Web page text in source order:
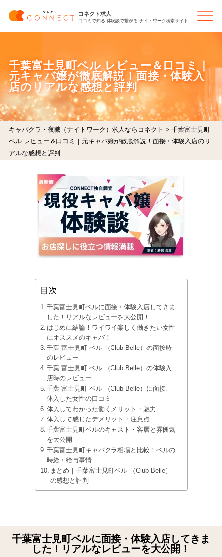
コネクト求人
口コミで知る 体験談で繋がる ナイトワーク検索サイト
千葉富士見町ベル レビュー＆口コミ｜
元キャバ嬢が徹底解説！面接・体験入
店のリアルな感想と評判
キャバクラ・夜職（ナイトワーク）求人ならコネクト > 千葉富士見町
ベル レビュー＆口コミ｜元キャバ嬢が徹底解説！面接・体験入店のリ
アルな感想と評判
目次
千葉富士見町ベルに面接・体験入店してきま
した！リアルなレビューを大公開！
はじめに結論！ワイワイ楽しく働きたい女性
にオススメのキャバ！
千葉 富士見町 ベル （Club Belle）の面接時
のレビュー
千葉 富士見町 ベル （Club Belle）の体験入
店時のレビュー
千葉 富士見町 ベル （Club Belle）に面接、
体入した女性の口コミ
体入してわかった働くメリット・魅力
体入して感じたデメリット・注意点
千葉富士見町ベルのキャスト・客層と雰囲気
を大公開
千葉富士見町キャバクラ相場と比較！ベルの
時給・給与事情
まとめ｜千葉富士見町ベル （Club Belle）
の感想と評判
千葉富士見町ベルに面接・体験入店してきま
した！リアルなレビューを大公開！